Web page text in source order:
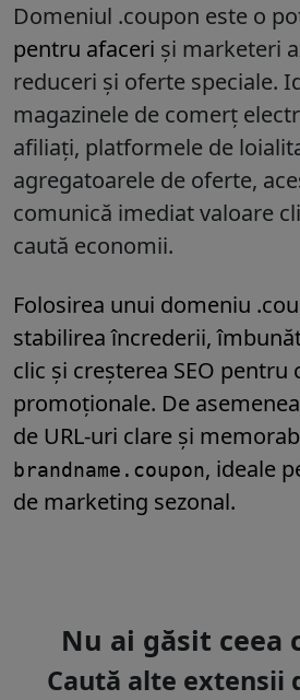
Domeniul .coupon este o
pentru afaceri și marketeri
reduceri și oferte speciale.
magazinele de comerț
afiliați, platformele de
agregatoarele de oferte,
comunică imediat valoare
caută economii.
Folosirea unui domeniu
stabilirea încrederii,
clic și creșterea SEO pentru
promoționale. De
de URL-uri clare și
brandname.coupon, ideale
de marketing sezonal.
Nu ai găsit ceea
Caută alte extensii